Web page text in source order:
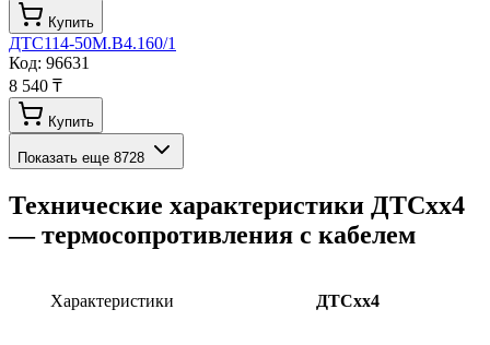
Купить
ДТС114-50М.В4.160/1
Код: 96631
8 540 ₸
Купить
Показать еще 8728
Технические характеристики ДТСхх4
— термосопротивления с кабелем
Характеристики ДТСхх4